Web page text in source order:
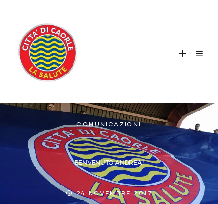
COMUNICAZIONI
BENVENUTO ANDREA!
24 NOVEMBRE 2017